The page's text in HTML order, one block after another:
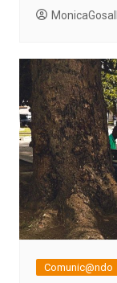
Comunic@ndo